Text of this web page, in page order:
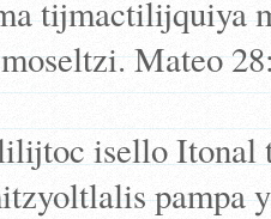
tijmactilijquiya
Mateo
isello Itonal
pampa